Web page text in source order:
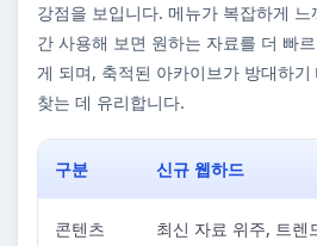
강점을 보입니다. 메뉴가 복잡하게
간 사용해 보면 원하는 자료를 더 빠
게 되며, 축적된 아카이브가 방대하
찾는 데 유리합니다.
구분 신규 웹하드
콘텐츠
최신 자료 위주, 트렌